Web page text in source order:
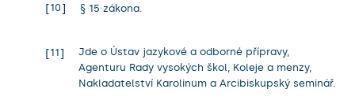
10 § 15 zákona.
11
Jde o Ústav jazykové a odborné přípravy,
Agenturu Rady vysokých škol, Koleje a menzy,
Nakladatelství Karolinum a Arcibiskupský seminář.